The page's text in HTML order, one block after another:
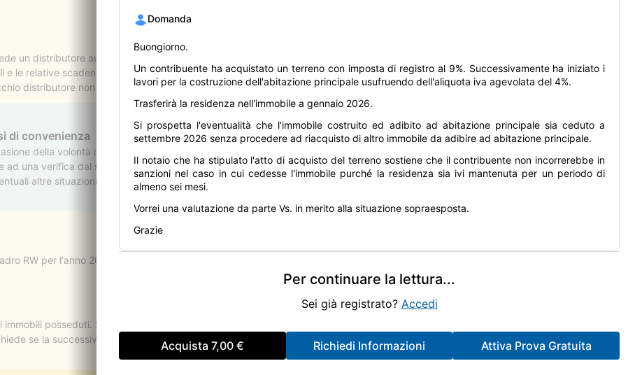
Domanda
Buongiorno.
Un contribuente ha acquistato un terreno con imposta di registro al 9%. Successivamente ha iniziato i
lavori per la costruzione dell'abitazione principale usufruendo dell'aliquota iva agevolata del 4%.
Trasferirà la residenza nell'immobile a gennaio 2026.
Si prospetta l'eventualità che l'immobile costruito ed adibito ad abitazione principale sia ceduto a
settembre 2026 senza procedere ad riacquisto di altro immobile da adibire ad abitazione principale.
Il notaio che ha stipulato l'atto di acquisto del terreno sostiene che il contribuente non incorrerebbe in
sanzioni nel caso in cui cedesse l'immobile purché la residenza sia ivi mantenuta per un periodo di
almeno sei mesi.
Vorrei una valutazione da parte Vs. in merito alla situazione sopraesposta.
Grazie
Per continuare la lettura...
Sei già registrato? Accedi
Acquista 7,00 € Richiedi Informazioni Attiva Prova Gratuita
un distributore automatico non evoluto tramite il quale vengono ceduti prodotti soggetti ad iva (snak) e prodotti in regime
e le relative scadenze per la corretta gestione dei corrispettivi del distributore automatico non evoluto ai sensi della normativa
distributore non evoluto con un altro dello stesso tipo. In fase di dismissione non è stato effettuato l’ultimo invio dei corrispettivi
non comunicati dal 01/08/2025 al 22/09/2025).
Visualizza
di convenienza
della volontà di trasmettere un immobile a soggetti congiunti, se sia più conveniente procedere ad una donazione piuttosto
una verifica dal solo punto di vista delle imposte complessivamente dovute, per quanto un’analisi completa debba valutare
altre situazioni (è il caso della possibilità di evitare che la locazione breve di immobili possa rientrare nell’ambito del regime
RW per l'anno 2020.
posseduti. Si chiede: - se deve assicurare anche gli immobili civili locati. - omessa stipula della polizza entro il 31/12/2025:
se la successiva stipula, per esempio nel corso del 2026, ma prima di qualsiasi agevolazione richiesta o dovuta, pregiudica poi